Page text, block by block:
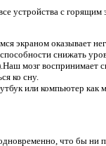
устройства с горящим
экраном оказывает
снижать
мозг воспринимает
ко сну.
или компьютер как
что бы ни